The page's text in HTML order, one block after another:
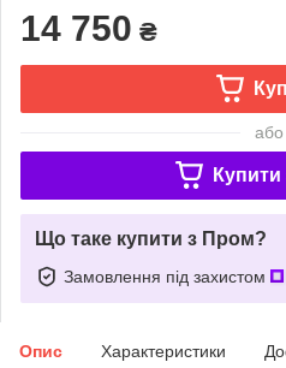
14 750 ₴
або
Купити
Що таке купити з Пром?
Замовлення під захистом
Опис Характеристики